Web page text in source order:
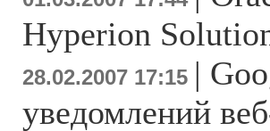
Hyperion
28.02.2007 17:15 |
уведомлений